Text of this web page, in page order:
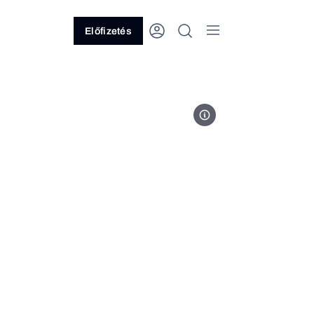
Előfizetés
Kép: a Devil May Cry 5